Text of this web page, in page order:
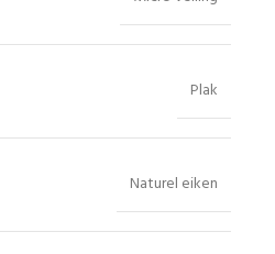
Plak
Naturel eiken